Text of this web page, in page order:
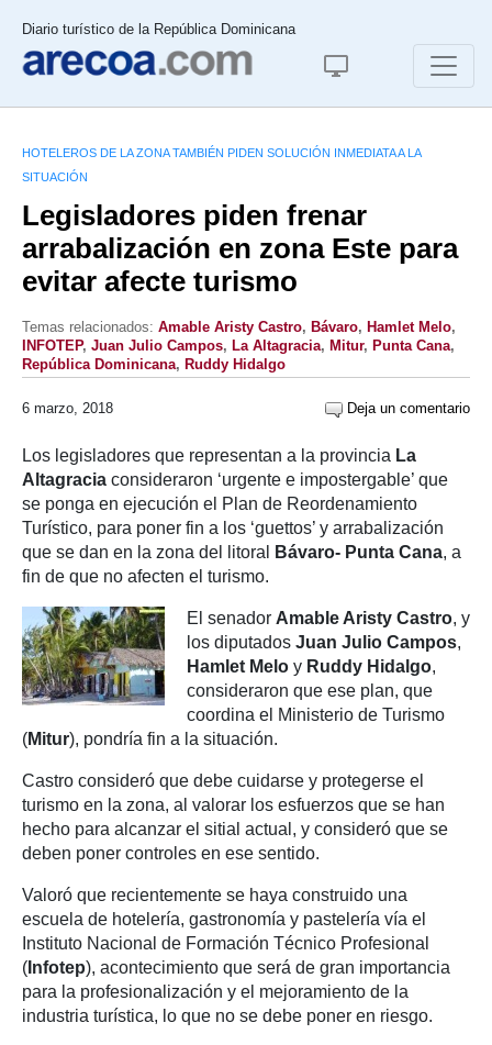
Diario turístico de la República Dominicana
HOTELEROS DE LA ZONA TAMBIÉN PIDEN SOLUCIÓN INMEDIATA A LA
SITUACIÓN
Legisladores piden frenar
arrabalización en zona Este para
evitar afecte turismo
Temas relacionados: Amable Aristy Castro, Bávaro, Hamlet Melo,
INFOTEP, Juan Julio Campos, La Altagracia, Mitur, Punta Cana,
República Dominicana, Ruddy Hidalgo
6 marzo, 2018 Deja un comentario
Los legisladores que representan a la provincia La
Altagracia consideraron ‘urgente e impostergable’ que
se ponga en ejecución el Plan de Reordenamiento
Turístico, para poner fin a los ‘guettos’ y arrabalización
que se dan en la zona del litoral
Bávaro- Punta Cana, a
fin de que no afecten el turismo.
El senador Amable Aristy Castro, y
los diputados Juan Julio Campos,
Hamlet Melo y Ruddy Hidalgo,
consideraron que ese plan, que
coordina el Ministerio de Turismo
(Mitur), pondría fin a la situación.
Castro consideró que debe cuidarse y protegerse el
turismo en la zona, al valorar los esfuerzos que se han
hecho para alcanzar el sitial actual, y consideró que se
deben poner controles en ese sentido.
Valoró que recientemente se haya construido una
escuela de hotelería, gastronomía y pastelería vía el
Instituto Nacional de Formación Técnico Profesional
( Infotep), acontecimiento que será de gran importancia
para la profesionalización y el mejoramiento de la
industria turística, lo que no se debe poner en riesgo.